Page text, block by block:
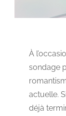
À
sondage
actuelle.
déjà